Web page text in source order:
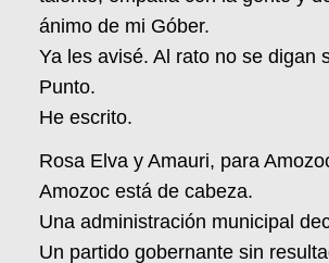
ánimo de mi Góber.
Ya les avisé. Al rato no se digan
Punto.
He escrito.
Rosa Elva y Amauri, para
Amozoc está de cabeza.
Una administración municipal
Un partido gobernante sin